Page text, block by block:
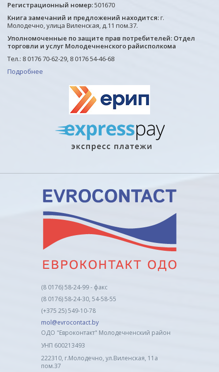
Регистрационный номер:501670
Книга замечаний и предложений находится:г.
Молодечно, улица Виленская, д.11 пом.37.
Уполномоченные по защите прав потребителей: Отдел
торговли и услуг Молодечненского райисполкома
Тел.: 8 0176 70-62-29, 8 0176 54-46-68
Подробнее
(8 0176) 58-24-99 - факс
(8 0176) 58-24-30, 54-58-55
(+375 25) 549-10-78
mol@evrocontact.by
ОДО "Евроконтакт" Молодечненский район
УНП 600213493
222310, г.Молодечно, ул.Виленская, 11а
пом.37